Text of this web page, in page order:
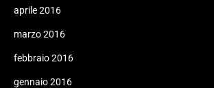
aprile 2016
marzo 2016
febbraio 2016
gennaio 2016